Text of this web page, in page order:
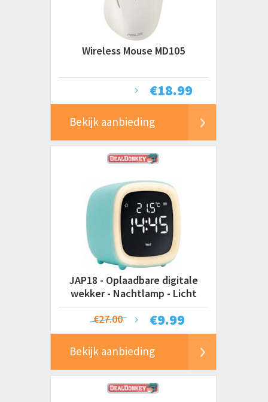
Wireless Mouse MD105
€18.99
Bekijk aanbieding
JAP18 - Oplaadbare digitale
wekker - Nachtlamp - Licht
blauw
€9.99
€27.00
Bekijk aanbieding